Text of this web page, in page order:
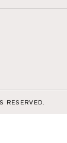
RESERVED.